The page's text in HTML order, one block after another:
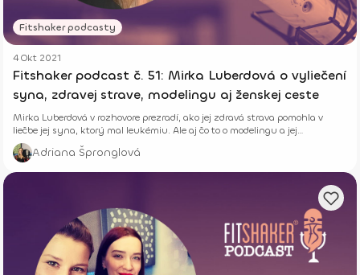
Fitshaker podcasty
4 Okt 2021
Fitshaker podcast č. 51: Mirka Luberdová o vyliečení
syna, zdravej strave, modelingu aj ženskej ceste
Mirka Luberdová v rozhovore prezradí, ako jej zdravá strava pomohla v
liečbe jej syna, ktorý mal leukémiu. Ale aj čo to o modelingu a jej
návštevách ženských kruhoch.
Adriana Špronglová